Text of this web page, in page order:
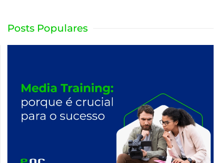
Posts Populares